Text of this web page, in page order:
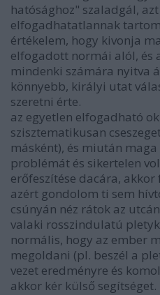
hatósághoz" szaladgál,
elfogadhatatlannak
értékelem, hogy kivonja
elfogadott normái alól, és
mindenki számára nyitva
könnyebb, királyi utat
szeretni érte.
az egyetlen elfogadható
szisztematikusan
másként), és miután
problémát és sikertelen
erőfeszítése dacára,
azért gondolom ti sem
csúnyán néz rátok az
valaki rosszindulatú
normális, hogy az ember
megoldani (pl. beszél a
vezet eredményre és
akkor kér külső segítséget.